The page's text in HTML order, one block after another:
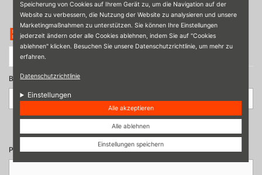
Speicherung von Cookies auf Ihrem Gerät zu, um die Navigation auf der
Website zu verbessern, die Nutzung der Website zu analysieren und unsere
Marketingmaßnahmen zu unterstützen. Sie können Ihre Einstellungen
jederzeit ändern oder alle Cookies ablehnen, indem Sie auf "Cookies
ablehnen" klicken. Besuchen Sie unsere Datenschutzrichtlinie, um mehr zu
erfahren.
Datenschutzrichtlinie
Einstellungen
Alle akzeptieren
Alle ablehnen
Einstellungen speichern
Benutzerkonto
Haupt-
Reiter
Anmelden
Benutzername oder E-Mail-Adresse
Sie können sich mit Ihrem Benutzernamen oder Ihrer E-Mail-Adresse
Passwort*